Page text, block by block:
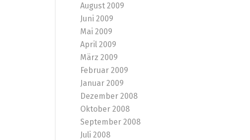
August 2009
Juni 2009
Mai 2009
April 2009
März 2009
Februar 2009
Januar 2009
Dezember 2008
Oktober 2008
September 2008
Juli 2008